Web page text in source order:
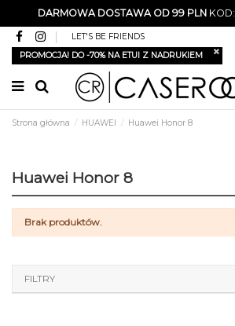
DARMOWA DOSTAWA OD 99 PLNKOD:
LET'S BE FRIENDS
PROMOCJA! DO -70% NA ETUI Z NADRUKIEM
Strona główna HUAWEI Huawei Honor 8
Huawei Honor 8
Brak produktów.
FILTRY